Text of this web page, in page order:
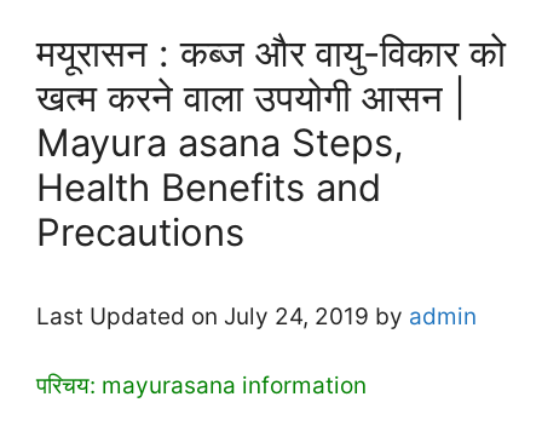
मयूरासन : कब्ज और वायु-विकार को
खत्म करने वाला उपयोगी आसन |
Mayura asana Steps,
Health Benefits and
Precautions
Last Updated on July 24, 2019 by admin
परिचय: mayurasana information